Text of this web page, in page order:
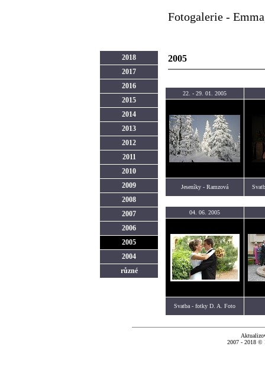
Fotogalerie -
2018
2017
2016
2015
2014
2013
2012
2011
2010
2009
2008
2007
2006
2005
2004
různé
2005
22. - 29. 01. 2005
Jeseníky - Ramzová
04. 06. 2005
Svatba - fotky D. A. Foto
2007 - 2018 ©